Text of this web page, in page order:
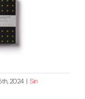
2024 | Sin